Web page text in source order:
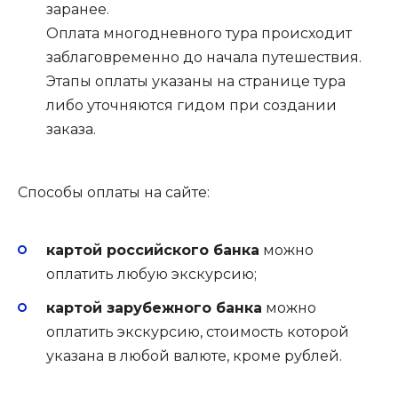
заранее.
Оплата многодневного тура происходит
заблаговременно до начала путешествия.
Этапы оплаты указаны на странице тура
либо уточняются гидом при создании
заказа.
Способы оплаты на сайте:
картой российского банка можно
оплатить любую экскурсию;
картой зарубежного банка можно
оплатить экскурсию, стоимость которой
указана в любой валюте, кроме рублей.